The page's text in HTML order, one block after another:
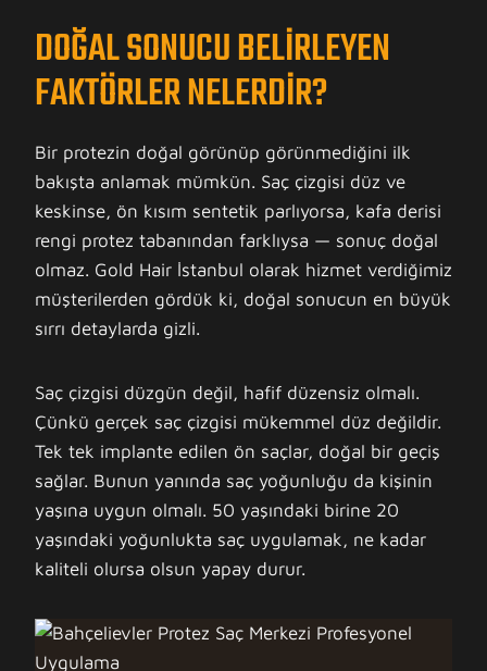
DOĞAL SONUCU BELIRLEYEN
FAKTÖRLER NELERDIR?
Bir protezin doğal görünüp görünmediğini ilk
bakışta anlamak mümkün. Saç çizgisi düz ve
keskinse, ön kısım sentetik parlıyorsa, kafa derisi
rengi protez tabanından farklıysa — sonuç doğal
olmaz. Gold Hair İstanbul olarak hizmet verdiğimiz
müşterilerden gördük ki, doğal sonucun en büyük
sırrı detaylarda gizli.
Saç çizgisi düzgün değil, hafif düzensiz olmalı.
Çünkü gerçek saç çizgisi mükemmel düz değildir.
Tek tek implante edilen ön saçlar, doğal bir geçiş
sağlar. Bunun yanında saç yoğunluğu da kişinin
yaşına uygun olmalı. 50 yaşındaki birine 20
yaşındaki yoğunlukta saç uygulamak, ne kadar
kaliteli olursa olsun yapay durur.